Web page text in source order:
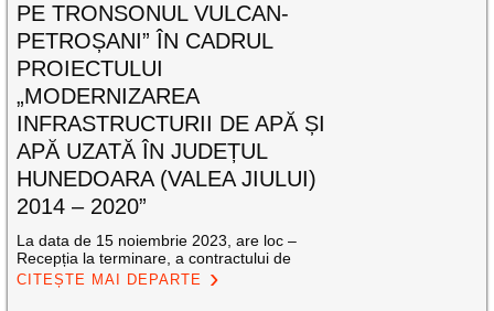
PE TRONSONUL VULCAN-
PETROȘANI” ÎN CADRUL
PROIECTULUI
„MODERNIZAREA
INFRASTRUCTURII DE APĂ ȘI
APĂ UZATĂ ÎN JUDEȚUL
HUNEDOARA (VALEA JIULUI)
2014 – 2020”
La data de 15 noiembrie 2023, are loc –
Recepția la terminare, a contractului de
CITEȘTE MAI DEPARTE